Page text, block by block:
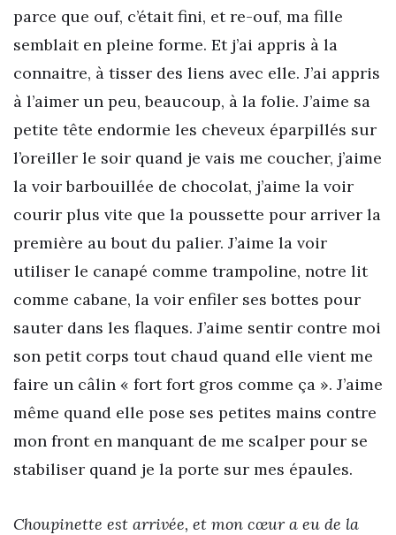
parce que ouf, c’était fini, et re-ouf, ma fille
semblait en pleine forme. Et j’ai appris à la
connaitre, à tisser des liens avec elle. J’ai appris
à l’aimer un peu, beaucoup, à la folie. J’aime sa
petite tête endormie les cheveux éparpillés sur
l’oreiller le soir quand je vais me coucher, j’aime
la voir barbouillée de chocolat, j’aime la voir
courir plus vite que la poussette pour arriver la
première au bout du palier. J’aime la voir
utiliser le canapé comme trampoline, notre lit
comme cabane, la voir enfiler ses bottes pour
sauter dans les flaques. J’aime sentir contre moi
son petit corps tout chaud quand elle vient me
faire un câlin « fort fort gros comme ça ». J’aime
même quand elle pose ses petites mains contre
mon front en manquant de me scalper pour se
stabiliser quand je la porte sur mes épaules.
Choupinette est arrivée, et mon cœur a eu de la